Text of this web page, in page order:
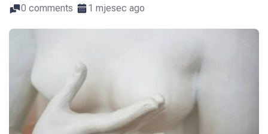
0 comments 1 mjesec ago